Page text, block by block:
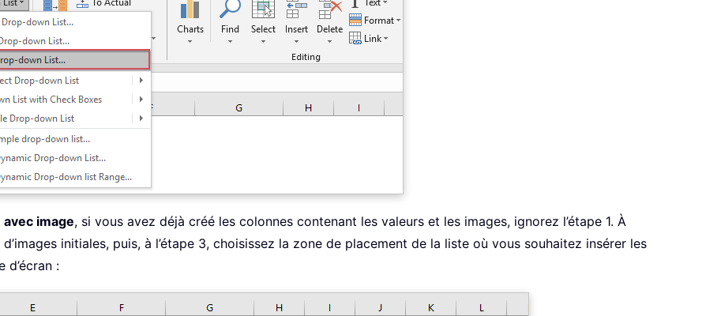
image, si vous avez déjà créé les colonnes contenant les valeurs et les images, ignorez l’étape 1. À
initiales, puis, à l’étape 3, choisissez la zone de placement de la liste où vous souhaitez insérer les
d’écran :